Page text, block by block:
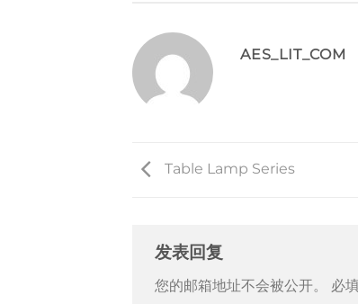
AES_LIT_COM
Table Lamp Series
发表回复
您的邮箱地址不会被公开。 必